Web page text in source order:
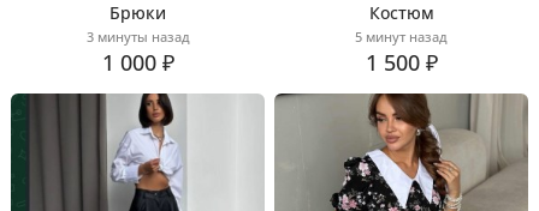
Брюки
3 минуты назад
1 000 ₽
Костюм
5 минут назад
1 500 ₽